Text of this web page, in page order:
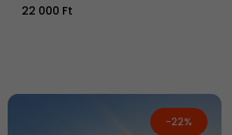
22 000 Ft
-22%